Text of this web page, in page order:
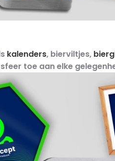
kalenders, bierviltjes,
toe aan elke